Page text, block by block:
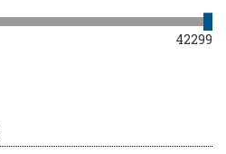
42299